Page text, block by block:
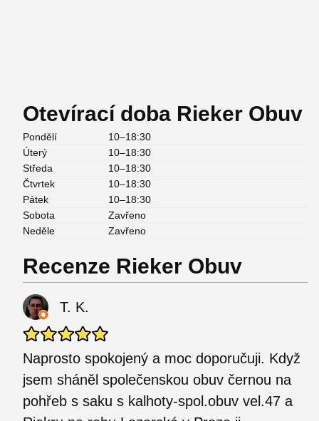
Otevírací doba Rieker Obuv
Pondělí
10–18:30
Úterý
10–18:30
Středa
10–18:30
Čtvrtek
10–18:30
Pátek
10–18:30
Sobota
Zavřeno
Neděle
Zavřeno
Recenze Rieker Obuv
T. K.
Naprosto spokojený a moc doporučuji. Když
jsem sháněl společenskou obuv černou na
pohřeb s saku s kalhoty-spol.obuv vel.47 a